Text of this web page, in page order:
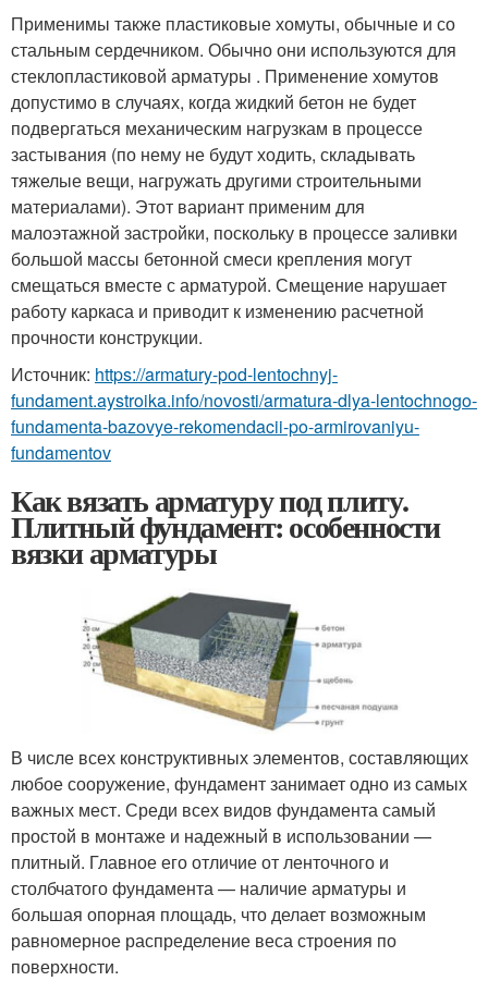
Применимы также пластиковые хомуты, обычные и со
стальным сердечником. Обычно они используются для
стеклопластиковой арматуры . Применение хомутов
допустимо в случаях, когда жидкий бетон не будет
подвергаться механическим нагрузкам в процессе
застывания (по нему не будут ходить, складывать
тяжелые вещи, нагружать другими строительными
материалами). Этот вариант применим для
малоэтажной застройки, поскольку в процессе заливки
большой массы бетонной смеси крепления могут
смещаться вместе с арматурой. Смещение нарушает
работу каркаса и приводит к изменению расчетной
прочности конструкции.
Источник: https://armatury-pod-lentochnyj-
fundament.aystroika.info/novosti/armatura-dlya-lentochnogo-
fundamenta-bazovye-rekomendacii-po-armirovaniyu-
fundamentov
Как вязать арматуру под плиту.
Плитный фундамент: особенности
вязки арматуры
В числе всех конструктивных элементов, составляющих
любое сооружение, фундамент занимает одно из самых
важных мест. Среди всех видов фундамента самый
простой в монтаже и надежный в использовании —
плитный. Главное его отличие от ленточного и
столбчатого фундамента — наличие арматуры и
большая опорная площадь, что делает возможным
равномерное распределение веса строения по
поверхности.